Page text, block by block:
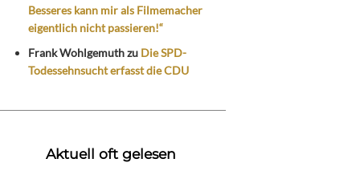
Besseres kann mir als Filmemacher
eigentlich nicht passieren!“
Frank Wohlgemuthzu Die SPD-
Todessehnsucht erfasst die CDU
Aktuell oft gelesen